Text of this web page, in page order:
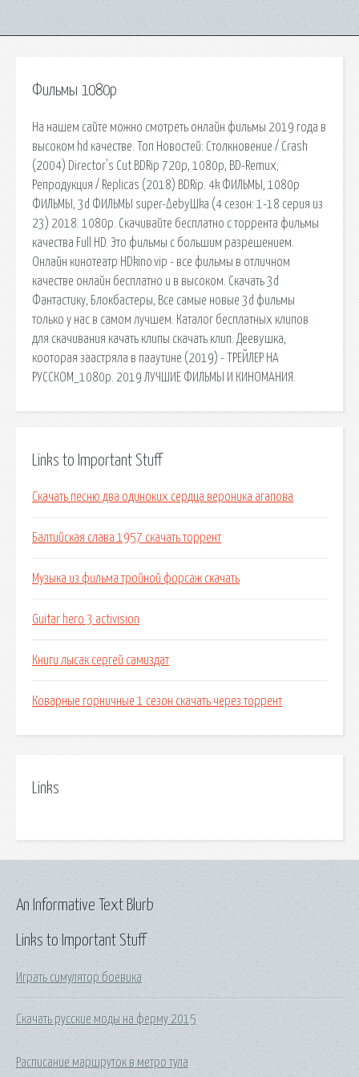
Фильмы 1080p
На нашем сайте можно смотреть онлайн фильмы 2019 года в
высоком hd качестве. Топ Новостей: Столкновение / Crash
(2004) Director's Cut BDRip 720p, 1080p, BD-Remux;
Репродукция / Replicas (2018) BDRip. 4k ФИЛЬМЫ, 1080p
ФИЛЬМЫ, 3d ФИЛЬМЫ super-ΔebyШka (4 сезон: 1-18 серия из
23) 2018. 1080p. Скачивайте бесплатно с торрента фильмы
качества Full HD. Это фильмы с большим разрешением.
Онлайн кинотеатр HDkino.vip - все фильмы в отличном
качестве онлайн бесплатно и в высоком. Скачать 3d
Фантастику, Блокбастеры, Все самые новые 3d фильмы
только у нас в самом лучшем. Каталог бесплатных клипов
для скачивания качать клипы скачать клип. Дeeвyшкa,
кooтopaя зaacтpялa в пaayтuнe (2019) - ТРЕЙЛЕР НА
РУССКОМ_1080p. 2019 ЛУЧШИЕ ФИЛЬМЫ И КИНОМАНИЯ.
Links to Important Stuff
Скачать песню два одиноких сердца вероника агапова
Балтийская слава 1957 скачать торрент
Музыка из фильма тройной форсаж скачать
Guitar hero 3 activision
Книги лысак сергей самиздат
Коварные горничные 1 сезон скачать через торрент
Links
Links to Important Stuff
Играть симулятор боевика
Скачать русские моды на ферму 2015
Расписание маршруток в метро тула
An Informative Text Blurb